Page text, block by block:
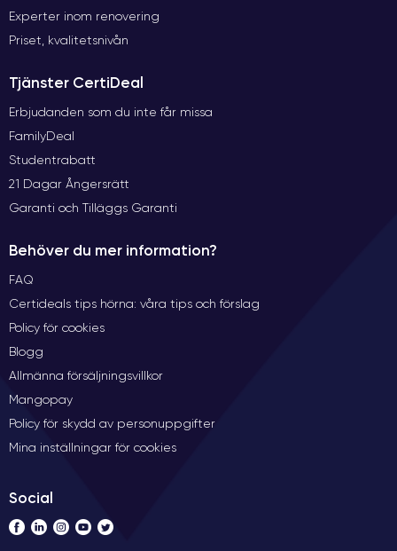
Experter inom renovering
Priset, kvalitetsnivån
Tjänster CertiDeal
Erbjudanden som du inte får missa
FamilyDeal
Studentrabatt
21 Dagar Ångersrätt
Garanti och Tilläggs Garanti
Behöver du mer information?
FAQ
Certideals tips hörna: våra tips och förslag
Policy för cookies
Blogg
Allmänna försäljningsvillkor
Mangopay
Policy för skydd av personuppgifter
Mina inställningar för cookies
Social